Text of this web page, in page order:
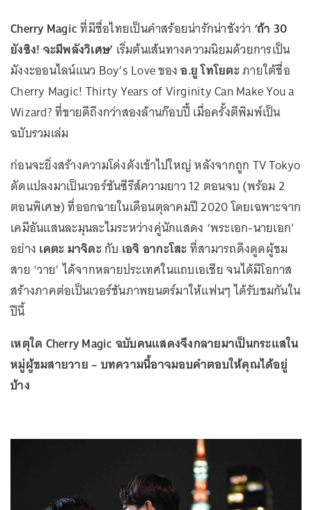
Cherry Magicที่มีชื่อไทยเป็นคำสร้อยน่ารักน่าชังว่า ‘ถ้า 30
ยังซิง! จะมีพลังวิเศษ’ เริ่มต้นเส้นทางความนิยมด้วยการเป็น
มังงะออนไลน์แนว Boy’s Love ของอ.ยู โทโยตะภายใต้ชื่อ
Cherry Magic! Thirty Years of Virginity Can Make You a
Wizard? ที่ขายดีถึงกว่าสองล้านก๊อบปี้ เมื่อครั้งตีพิมพ์เป็น
ฉบับรวมเล่ม
ก่อนจะยิ่งสร้างความโด่งดังเข้าไปใหญ่ หลังจากถูก TV Tokyo
ดัดแปลงมาเป็นเวอร์ชันซีรีส์ความยาว 12 ตอนจบ (พร้อม 2
ตอนพิเศษ) ที่ออกฉายในเดือนตุลาคมปี 2020 โดยเฉพาะจาก
เคมีอันแสนละมุนละไมระหว่างคู่นักแสดง ‘พระเอก-นายเอก’
อย่าง เคตะ มาจิดะกับ เอจิ อากะโสะที่สามารถดึงดูดผู้ชม
สาย ‘วาย’ ได้จากหลายประเทศในแถบเอเชีย จนได้มีโอกาส
สร้างภาคต่อเป็นเวอร์ชันภาพยนตร์มาให้แฟนๆ ได้รับชมกันใน
ปีนี้
เหตุใด Cherry Magic ฉบับคนแสดงจึงกลายมาเป็นกระแสใน
หมู่ผู้ชมสายวาย – บทความนี้อาจมอบคำตอบให้คุณได้อยู่
บ้าง